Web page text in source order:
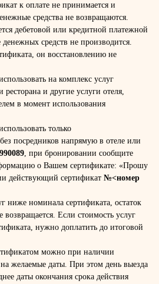
к оплате не принимается и
средства не возвращаются.
дебетовой или кредитной платежной
средств не производится.
он восстановлению не
на комплекс услуг
и другие услуги отеля,
в момент использования
только
без посредников напрямую в отеле или
, при бронировании сообщите
о Вашем сертификате: «Прошу
действующий сертификат №<номер
ниже номинала сертификата, остаток
возвращается. Если стоимость услуг
нужно доплатить до итоговой
можно при наличии
желаемые даты. При этом день выезда
даты окончания срока действия